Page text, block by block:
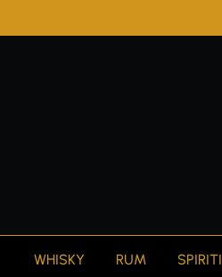
WHISKY RUM SPIRITI